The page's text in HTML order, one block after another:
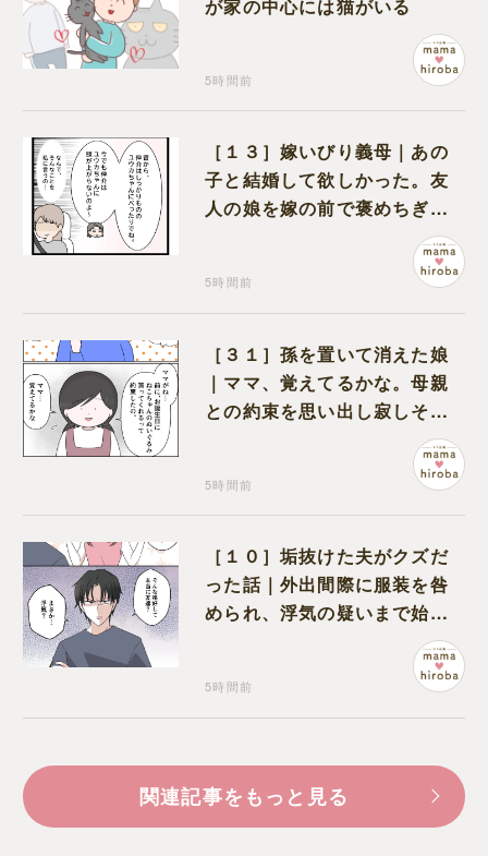
が家の中心には猫がいる
5時間前
［１３］嫁いびり義母｜あの
子と結婚して欲しかった。友
人の娘を嫁の前で褒めちぎる
5時間前
［３１］孫を置いて消えた娘
｜ママ、覚えてるかな。母親
との約束を思い出し寂しそう
5時間前
［１０］垢抜けた夫がクズだ
った話｜外出間際に服装を咎
められ、浮気の疑いまで始め
5時間前
関連記事をもっと見る